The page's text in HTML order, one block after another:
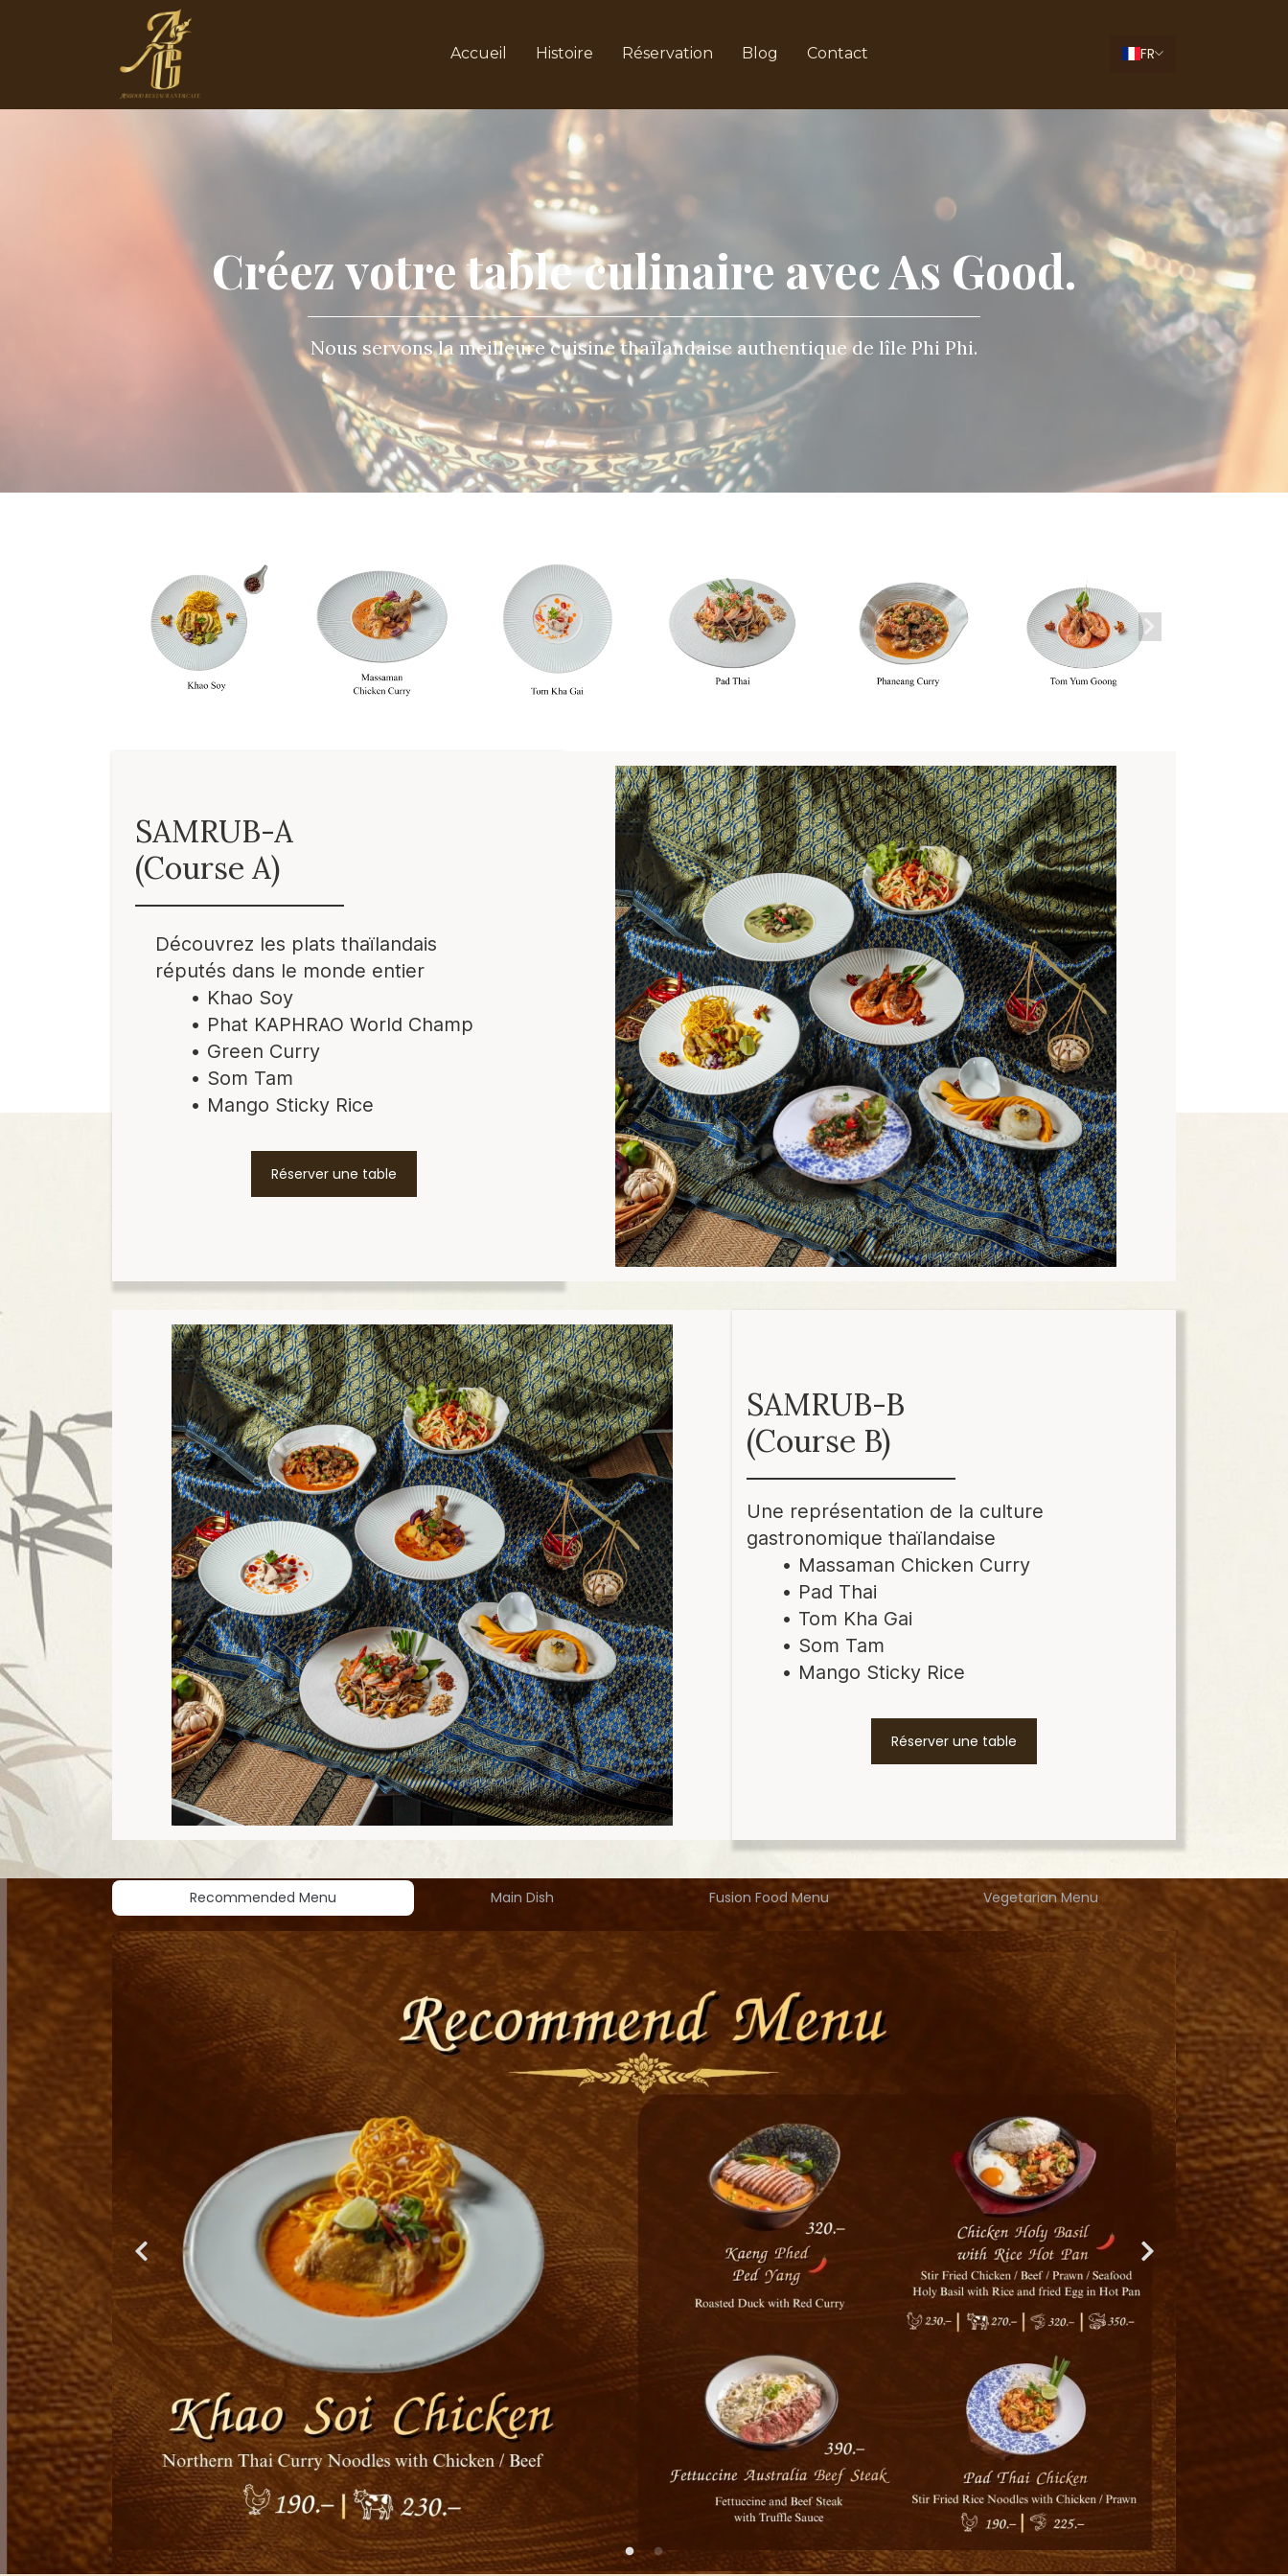
Accueil Histoire Réservation Blog Contact FR
Créez votre table culinaire avec As Good.
Nous servons la meilleure cuisine thaïlandaise authentique de lîle Phi Phi.
SAMRUB-A
(Course A)
Découvrez les plats thaïlandais
réputés dans le monde entier
Khao Soy
Phat KAPHRAO World Champ
Green Curry
Som Tam
Mango Sticky Rice
Réserver une table
SAMRUB-B
(Course B)
Une représentation de la culture
gastronomique thaïlandaise
Massaman Chicken Curry
Pad Thai
Tom Kha Gai
Som Tam
Mango Sticky Rice
Réserver une table
Recommended Menu Main Dish Fusion Food Menu Vegetarian Menu